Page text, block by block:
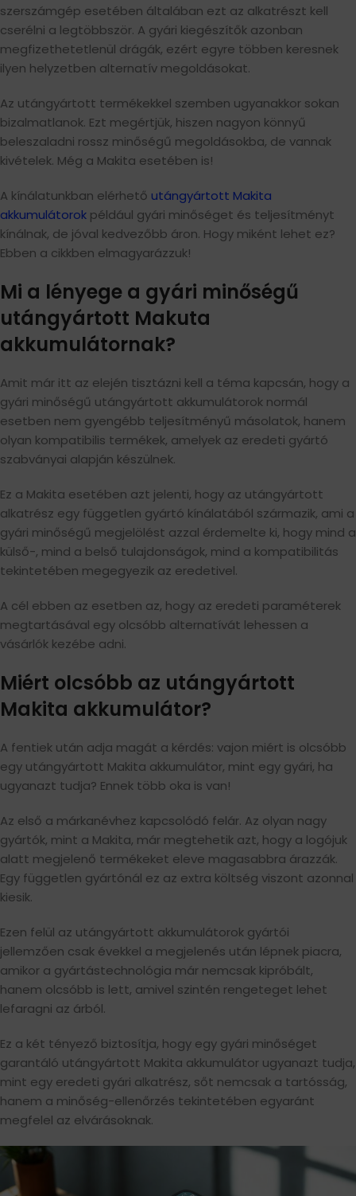
szerszámgép esetében általában ezt az alkatrészt kell
cserélni a legtöbbször. A gyári kiegészítők azonban
megfizethetetlenül drágák, ezért egyre többen keresnek
ilyen helyzetben alternatív megoldásokat.
Az utángyártott termékekkel szemben ugyanakkor sokan
bizalmatlanok. Ezt megértjük, hiszen nagyon könnyű
beleszaladni rossz minőségű megoldásokba, de vannak
kivételek. Még a Makita esetében is!
A kínálatunkban elérhető utángyártott Makita
akkumulátorok például gyári minőséget és teljesítményt
kínálnak, de jóval kedvezőbb áron. Hogy miként lehet ez?
Ebben a cikkben elmagyarázzuk!
Mi a lényege a gyári minőségű
utángyártott Makuta
akkumulátornak?
Amit már itt az elején tisztázni kell a téma kapcsán, hogy a
gyári minőségű utángyártott akkumulátorok normál
esetben nem gyengébb teljesítményű másolatok, hanem
olyan kompatibilis termékek, amelyek az eredeti gyártó
szabványai alapján készülnek.
Ez a Makita esetében azt jelenti, hogy az utángyártott
alkatrész egy független gyártó kínálatából származik, ami a
gyári minőségű megjelölést azzal érdemelte ki, hogy mind a
külső-, mind a belső tulajdonságok, mind a kompatibilitás
tekintetében megegyezik az eredetivel.
A cél ebben az esetben az, hogy az eredeti paraméterek
megtartásával egy olcsóbb alternatívát lehessen a
vásárlók kezébe adni.
Miért olcsóbb az utángyártott
Makita akkumulátor?
A fentiek után adja magát a kérdés: vajon miért is olcsóbb
egy utángyártott Makita akkumulátor, mint egy gyári, ha
ugyanazt tudja? Ennek több oka is van!
Az első a márkanévhez kapcsolódó felár. Az olyan nagy
gyártók, mint a Makita, már megtehetik azt, hogy a logójuk
alatt megjelenő termékeket eleve magasabbra árazzák.
Egy független gyártónál ez az extra költség viszont azonnal
kiesik.
Ezen felül az utángyártott akkumulátorok gyártói
jellemzően csak évekkel a megjelenés után lépnek piacra,
amikor a gyártástechnológia már nemcsak kipróbált,
hanem olcsóbb is lett, amivel szintén rengeteget lehet
lefaragni az árból.
Ez a két tényező biztosítja, hogy egy gyári minőséget
garantáló utángyártott Makita akkumulátor ugyanazt tudja,
mint egy eredeti gyári alkatrész, sőt nemcsak a tartósság,
hanem a minőség-ellenőrzés tekintetében egyaránt
megfelel az elvárásoknak.